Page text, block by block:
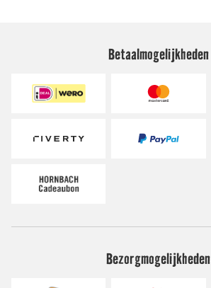
Betaalmogelijkheden
Bezorgmogelijkheden